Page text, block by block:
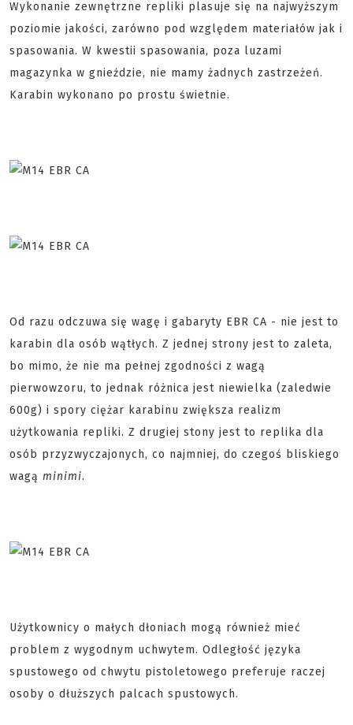
Wykonanie zewnętrzne repliki plasuje się na najwyższym
poziomie jakości, zarówno pod względem materiałów jak i
spasowania. W kwestii spasowania, poza luzami
magazynka w gnieździe, nie mamy żadnych zastrzeżeń.
Karabin wykonano po prostu świetnie.
Od razu odczuwa się wagę i gabaryty EBR CA - nie jest to
karabin dla osób wątłych. Z jednej strony jest to zaleta,
bo mimo, że nie ma pełnej zgodności z wagą
pierwowzoru, to jednak różnica jest niewielka (zaledwie
600g) i spory ciężar karabinu zwiększa realizm
użytkowania repliki. Z drugiej stony jest to replika dla
osób przyzwyczajonych, co najmniej, do czegoś bliskiego
wagą minimi.
Użytkownicy o małych dłoniach mogą również mieć
problem z wygodnym uchwytem. Odległość języka
spustowego od chwytu pistoletowego preferuje raczej
osoby o dłuższych palcach spustowych.